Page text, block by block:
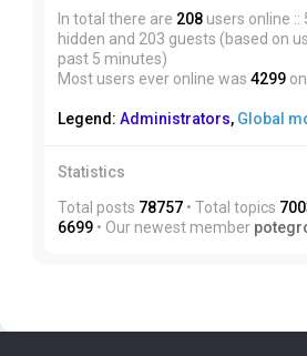
In total there are 208 users online ::
hidden and 203 guests (based on
past 5 minutes)
Most users ever online was 4299
Legend: Administrators, Global
Statistics
Total posts 78757 • Total topics
6699 • Our newest member